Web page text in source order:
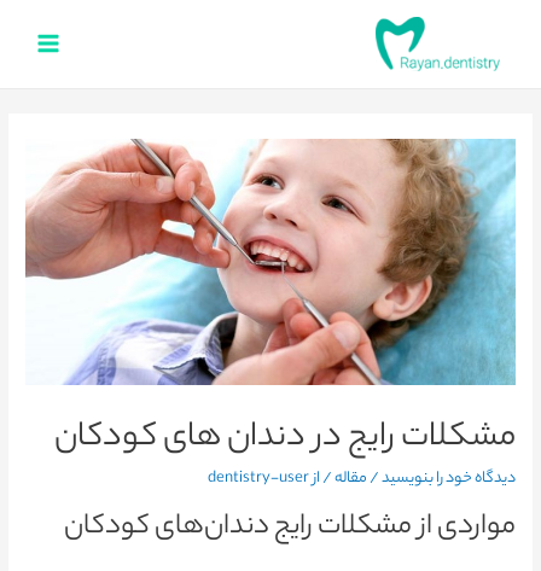
مشکلات رایج در دندان های کودکان
دیدگاه‌ خود را بنویسید/ مقاله/ ازdentistry-user
مواردی از مشکلات رایج دندان‌های کودکان